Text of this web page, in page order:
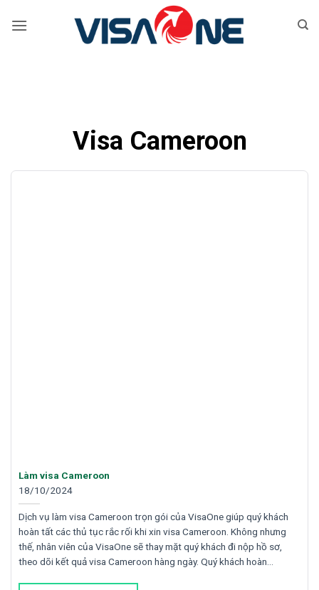
qua
Visa Cameroon
Làm visa Cameroon
18/10/2024
Dịch vụ làm visa Cameroon trọn gói của VisaOne giúp quý khách
hoàn tất các thủ tục rắc rối khi xin visa Cameroon. Không nhưng
thế, nhân viên của VisaOne sẽ thay mặt quý khách đi nộp hồ sơ,
theo dõi kết quả visa Cameroon hàng ngày. Quý khách hoàn…